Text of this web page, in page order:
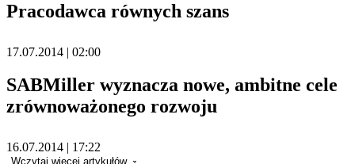
Pracodawca równych szans
17.07.2014 | 02:00
SABMiller wyznacza nowe, ambitne cele
zrównoważonego rozwoju
16.07.2014 | 17:22
Wczytaj więcej artykułów